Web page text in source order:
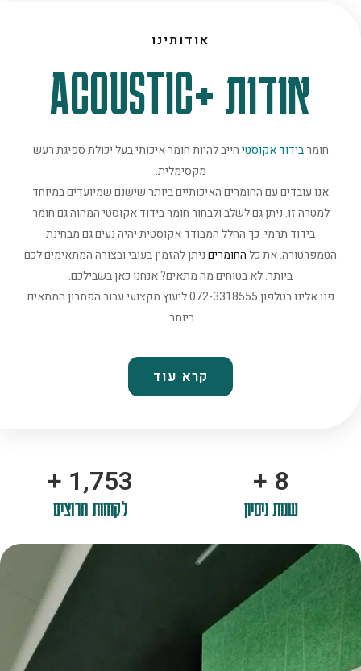
אודותינו
אודות +ACOUSTIC
חומרבידוד אקוסטיחייב להיות חומר איכותי בעל יכולת ספיגת רעש
מקסימלית.
אנו עובדים עם החומרים האיכותיים ביותר שישנם שמיועדים במיוחד
למטרה זו. ניתן גם לשלב ולבחור חומר בידוד אקוסטי המהוה גם חומר
בידוד תרמי. כך החלל המבודד אקוסטית יהיה נעים גם מבחינת
הטמפרטורה. את כלהחומריםניתן להזמין בעובי ובצורה המתאימים לכם
ביותר. לא בטוחים מה מתאים? אנחנו כאן בשבילכם.
פנו אלינו בטלפון 072-3318555 ליעוץ מקצועי עבור הפתרון המתאים
ביותר.
קרא עוד
10
+
שנות ניסיון
2,100
+
לקוחות מרוצים